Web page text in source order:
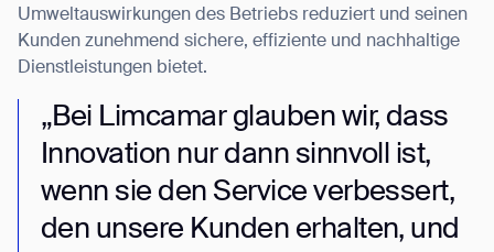
Umweltauswirkungen des Betriebs reduziert und seinen
Kunden zunehmend sichere, effiziente und nachhaltige
Dienstleistungen bietet.
„Bei Limcamar glauben wir, dass
Innovation nur dann sinnvoll ist,
wenn sie den Service verbessert,
den unsere Kunden erhalten, und